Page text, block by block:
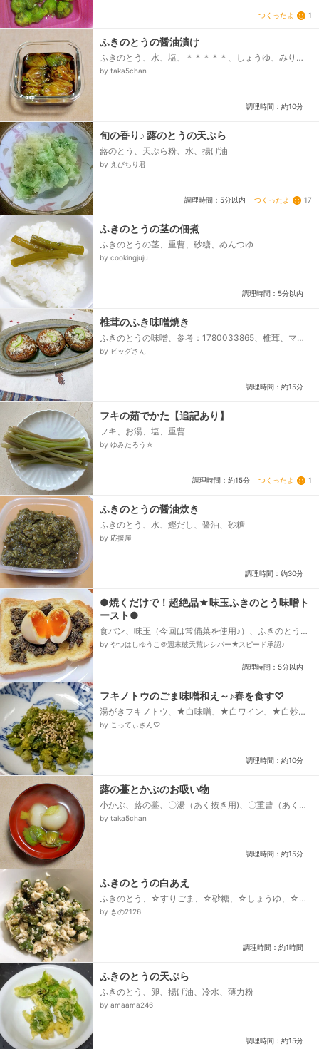
つくったよ 1
ふきのとうの醤油漬け
ふきのとう、水、塩、＊＊＊＊＊、しょうゆ、みり
ん、顆粒こんぶだしの素
by taka5chan
調理時間：約10分
旬の香り♪ 蕗のとうの天ぷら
蕗のとう、天ぷら粉、水、揚げ油
by えびちり君
調理時間：5分以内 つくったよ 17
ふきのとうの茎の佃煮
ふきのとうの茎、重曹、砂糖、めんつゆ
by cookingjuju
調理時間：5分以内
椎茸のふき味噌焼き
ふきのとうの味噌、参考：1780033865、椎茸、マヨ
ネーズ、麦味噌、パン粉
by ビッグさん
調理時間：約15分
フキの茹でかた【追記あり】
フキ、お湯、塩、重曹
by ゆみたろう☆
調理時間：約15分 つくったよ 1
ふきのとうの醤油炊き
ふきのとう、水、鰹だし、醤油、砂糖
by 応援屋
調理時間：約30分
●焼くだけで！超絶品★味玉ふきのとう味噌ト
ースト●
食パン、味玉（今回は常備菜を使用♪）、ふきのとう味
噌（今回は自家製を使用♪）、味玉の漬けダレ
by やつはしゆうこ＠週末破天荒レシパー★スピード承認♪
調理時間：5分以内
フキノトウのごま味噌和え～♪春を食す♡
湯がきフキノトウ、★白味噌、★白ワイン、★白炒り
ごま、★パルスイート(砂糖でもOK)
by こってぃさん♡
調理時間：約10分
蕗の薹とかぶのお吸い物
小かぶ、蕗の薹、〇湯（あく抜き用)、〇重曹（あく抜
き用)、出汁、△薄口しょうゆ、△塩
by taka5chan
調理時間：約15分
ふきのとうの白あえ
ふきのとう、☆すりごま、☆砂糖、☆しょうゆ、☆お
酢、豆腐
by きの2126
調理時間：約1時間
ふきのとうの天ぷら
ふきのとう、卵、揚げ油、冷水、薄力粉
by amaama246
調理時間：約15分